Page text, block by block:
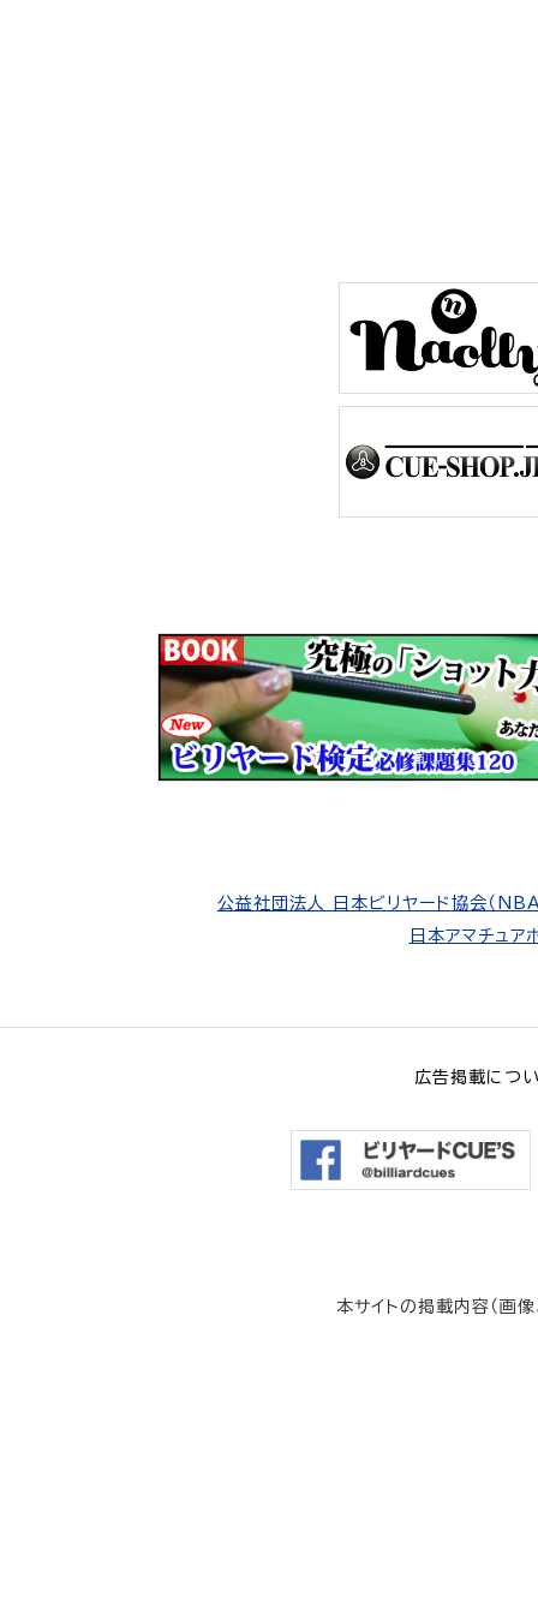
公益社団法人 日本ビリヤード協会（NBA
日本アマチュア
広告掲載につ
本サイトの掲載内容（画